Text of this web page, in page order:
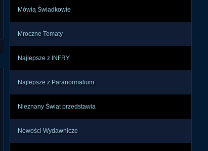
Mówią Świadkowie
Mroczne Tematy
Najlepsze z INFRY
Najlepsze z Paranormalium
Nieznany Świat przedstawia
Nowości Wydawnicze